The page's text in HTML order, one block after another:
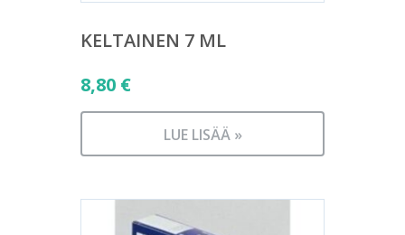
KELTAINEN 7 ML
8,80 €
LUE LISÄÄ »